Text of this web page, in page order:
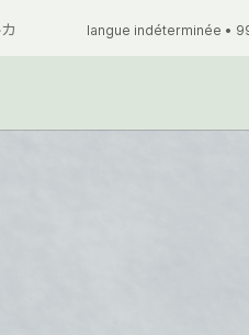
langue indéterminée •